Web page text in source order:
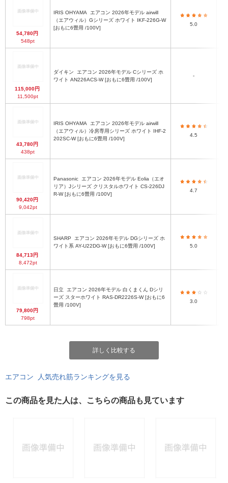
54,780円
548pt
IRIS OHYAMA
（エアウィル）Gシリーズ ホワイト IKF-226G-W
[おもに6畳用 /100V]
5.0
115,000円
11,500pt
ダイキン
ワイト AN226ACS-W [おもに6畳用 /100V]
-
43,780円
438pt
IRIS OHYAMA
（エアウィル）冷房専用シリーズ ホワイト IHF-2
202SC-W [おもに6畳用 /100V]
4.5
90,420円
9,042pt
Panasonic
リア）Jシリーズ クリスタルホワイト CS-226DJ
R-W [おもに6畳用 /100V]
4.7
84,713円
8,472pt
SHARP
ワイト系 AY-U22DG-W [おもに6畳用 /100V]
5.0
79,800円
798pt
日立
ーズ スターホワイト RAS-DR2226S-W [おもに6
畳用 /100V]
3.0
詳しく比較する
エアコン 人気売れ筋ランキングを見る
この商品を見た人は、こちらの商品も見ています